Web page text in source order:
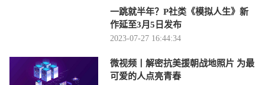
一跳就半年？P社类《模拟人生》新
作延至3月5日发布
2023-07-27 16:44:34
微视频丨解密抗美援朝战地照片 为最
可爱的人点亮青春